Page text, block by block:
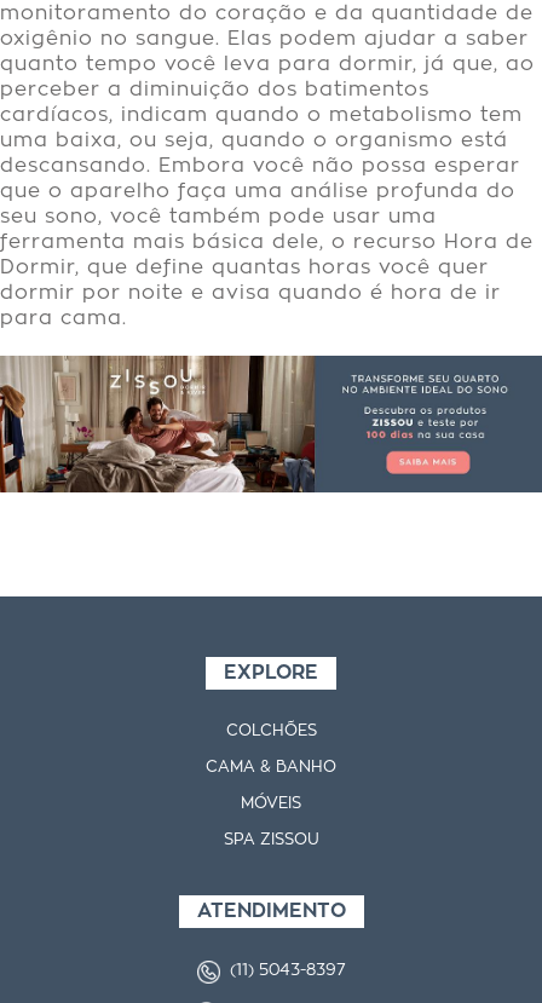
monitoramento do coração e da quantidade de
oxigênio no sangue. Elas podem ajudar a saber
quanto tempo você leva para dormir, já que, ao
perceber a diminuição dos batimentos
cardíacos, indicam quando o metabolismo tem
uma baixa, ou seja, quando o organismo está
descansando. Embora você não possa esperar
que o aparelho faça uma análise profunda do
seu sono, você também pode usar uma
ferramenta mais básica dele, o recurso Hora de
Dormir, que define quantas horas você quer
dormir por noite e avisa quando é hora de ir
para cama.
EXPLORE
COLCHÕES
CAMA & BANHO
MÓVEIS
SPA ZISSOU
ATENDIMENTO
(11) 5043-8397